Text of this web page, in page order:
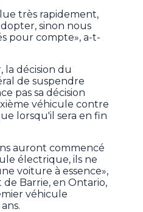
très rapidement,
sinon nous
pour compte», a-t-
la décision du
de suspendre
pas sa décision
véhicule contre
lorsqu'il sera en fin
auront commencé
électrique, ils ne
voiture à essence»,
Barrie, en Ontario,
véhicule